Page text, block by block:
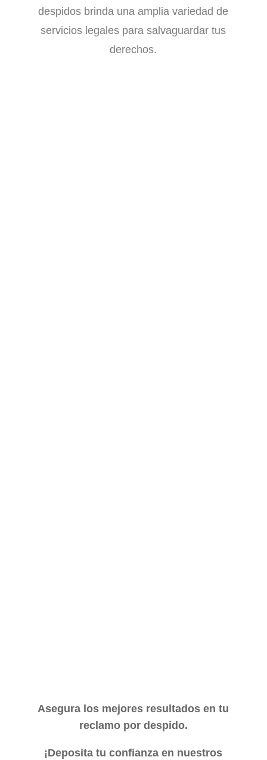
despidos brinda una amplia variedad de
servicios legales para salvaguardar tus
derechos.
Asegura los mejores resultados en tu
reclamo por despido.
¡Deposita tu confianza en nuestros